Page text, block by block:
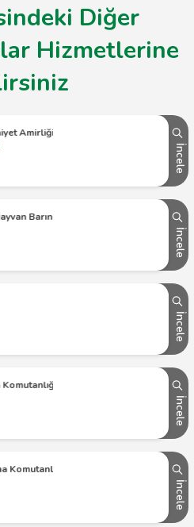
Diğer
Hizmetlerine
Amirliği
İncele
Barınağı
İncele
İncele
İncele
İncele